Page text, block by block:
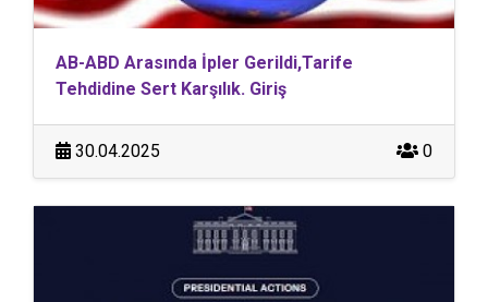
AB-ABD Arasında İpler Gerildi,Tarife
Tehdidine Sert Karşılık. Giriş
30.04.2025 0